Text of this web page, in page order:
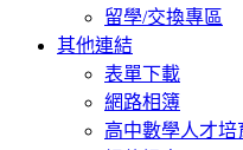
留學/交換專區
其他連結
表單下載
網路相簿
高中數學人才培